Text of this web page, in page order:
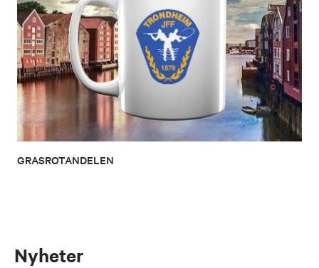
GRASROTANDELEN
Nyheter